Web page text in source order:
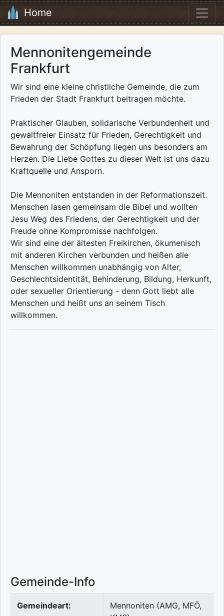
Home
Mennonitengemeinde
Frankfurt
Wir sind eine kleine christliche Gemeinde, die zum
Frieden der Stadt Frankfurt beitragen möchte.
Praktischer Glauben, solidarische Verbundenheit und
gewaltfreier Einsatz für Frieden, Gerechtigkeit und
Bewahrung der Schöpfung liegen uns besonders am
Herzen. Die Liebe Gottes zu dieser Welt ist uns dazu
Kraftquelle und Ansporn.
Die Mennoniten entstanden in der Reformationszeit.
Menschen lasen gemeinsam die Bibel und wollten
Jesu Weg des Friedens, der Gerechtigkeit und der
Freude ohne Kompromisse nachfolgen.
Wir sind eine der ältesten Freikirchen, ökumenisch
mit anderen Kirchen verbunden und heißen alle
Menschen willkommen unabhängig von Alter,
Geschlechtsidentität, Behinderung, Bildung, Herkunft,
oder sexueller Orientierung - denn Gott liebt alle
Menschen und heißt uns an seinem Tisch
willkommen.
Gemeinde-Info
Gemeindeart:
Mennoniten (AMG, MFÖ,